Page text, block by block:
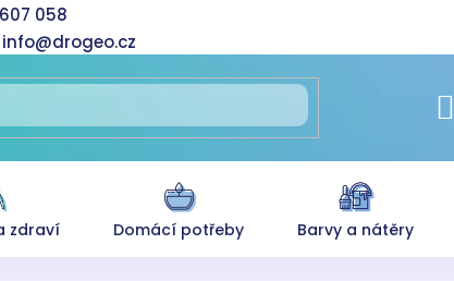
058
info@drogeo.cz
zdraví Domácí potřeby Barvy a nátěry